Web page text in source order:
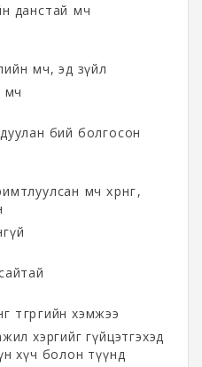
данстай өмч
өмч, эд зүйл
бий болгосон
өмч хөрөнгө,
төгрөгийн хэмжээ
хэргийг гүйцэтгэхэд
хүч болон түүнд